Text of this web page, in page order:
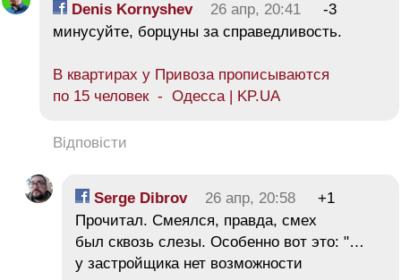
Denis Kornyshev 26 апр, 20:41
-3
минусуйте, борцуны за справедливость.
В квартирах у Привоза прописываются
по 15 человек - Одесса | KP.UA
Відповісти
Serge Dibrov 26 апр, 20:58
+1
Прочитал. Смеялся, правда, смех
был сквозь слезы. Особенно вот это: "…
у застройщика нет возможности